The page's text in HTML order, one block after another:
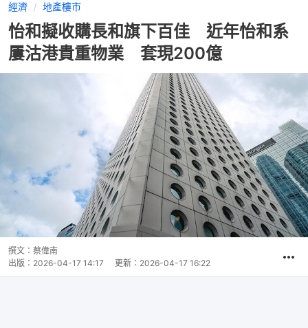
經濟 地產樓市
怡和擬收購長和旗下百佳 近年怡和系
屢沽港貴重物業 套現200億
撰文： 蔡偉南
出版： 2026-04-17 14:17 更新： 2026-04-17 16:22